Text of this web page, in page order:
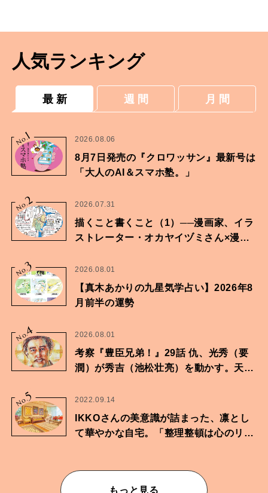
人気ランキング
最 新 週 間 月 間
No.
1 2026.08.06
8月7日発売の『クロワッサン』最新号は
「大人のAI＆スマホ塾。」
No.2 2026.07.31
描くこと書くこと（1）──漫画家、イラ
ストレーター・オカヤイヅミさん×漫画
No.
3 2026.08.01
【真木あかりの九星気学占い】2026年8
月前半の運勢
No.
4 2026.08.01
考察『豊臣兄弟！』29話 仇、光秀（要
潤）が秀吉（池松壮亮）を動かす。天下
No.
5 2022.09.14
IKKOさんの美意識が詰まった、凛とし
て華やかな自宅。「整理整頓は心のリズ
もっと見る